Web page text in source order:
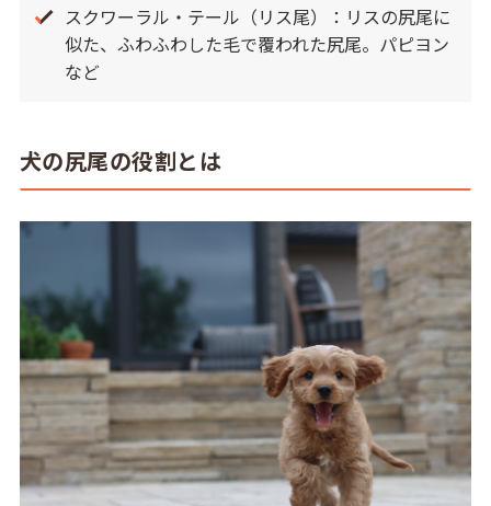
スクワーラル・テール（リス尾）：リスの尻尾に
似た、ふわふわした毛で覆われた尻尾。パピヨン
など
犬の尻尾の役割とは